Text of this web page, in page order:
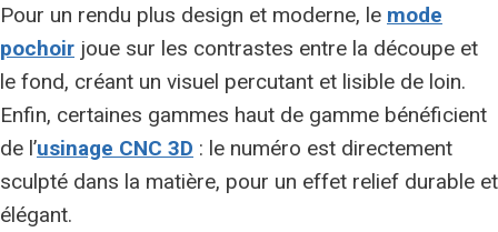
Pour un rendu plus design et moderne, le mode
pochoir joue sur les contrastes entre la découpe et
le fond, créant un visuel percutant et lisible de loin.
Enfin, certaines gammes haut de gamme bénéficient
de l’usinage CNC 3D : le numéro est directement
sculpté dans la matière, pour un effet relief durable et
élégant.